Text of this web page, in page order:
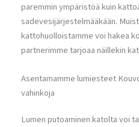
paremmin ympäristöä kuin
sadevesijärjestelmääkään.
kattohuolloistamme voi hakea
partnerimme tarjoaa näillekin
Asentamamme lumiesteet
vahinkoja
Lumen putoaminen katolta voi